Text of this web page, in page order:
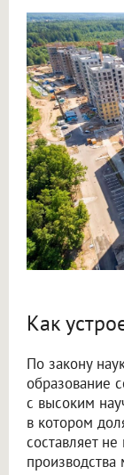
Как
По закону
образование
с высоким
в котором
составляет
производства